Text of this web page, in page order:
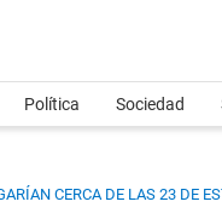
Política Sociedad
CERCA DE LAS 23 DE